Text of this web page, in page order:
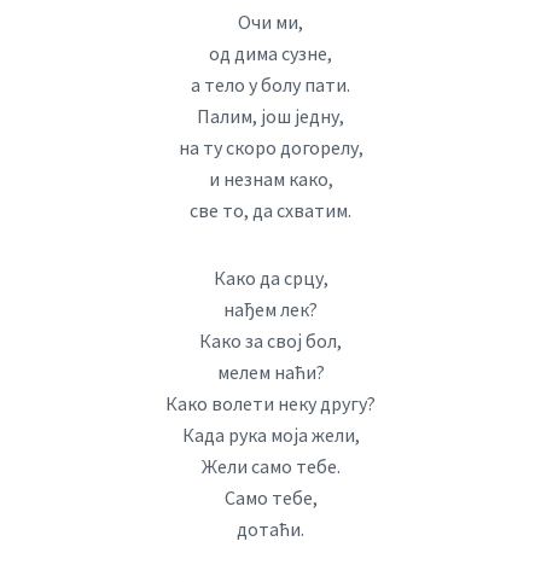
Очи ми,
од дима сузне,
а тело у болу пати.
Палим, још једну,
на ту скоро догорелу,
и незнам како,
све то, да схватим.
Како да срцу,
нађем лек?
Како за свој бол,
мелем наћи?
Како волети неку другу?
Када рука моја жели,
Жели само тебе.
Само тебе,
дотаћи.